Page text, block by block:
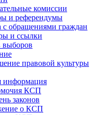
комиссии
и референдумы
с обращениями граждан
и ссылки
выборов
правовой культуры
информация
КСП
законов
о КСП